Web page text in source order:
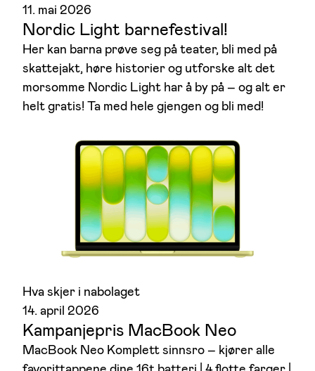
11. mai 2026
Nordic Light barnefestival!
Her kan barna prøve seg på teater, bli med på
skattejakt, høre historier og utforske alt det
morsomme Nordic Light har å by på – og alt er
helt gratis! Ta med hele gjengen og bli med!
Hva skjer i nabolaget
14. april 2026
Kampanjepris MacBook Neo
MacBook Neo Komplett sinnsro – kjører alle